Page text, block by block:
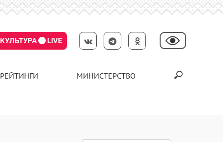
КУЛЬТУРА LIVE
РЕЙТИНГИ МИНИСТЕРСТВО